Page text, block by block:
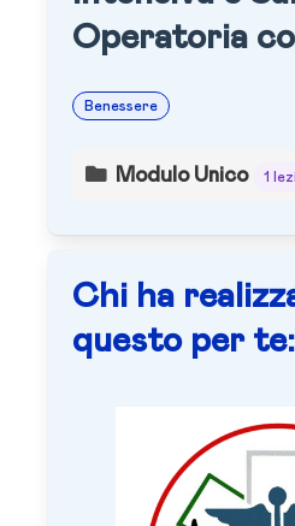
Operatoria
Benessere
Modulo Unico 1
Chi ha
questo per te: